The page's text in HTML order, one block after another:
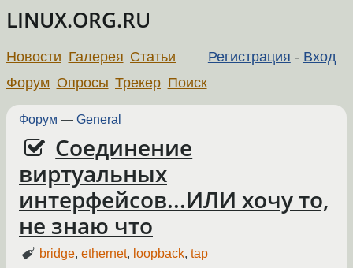
LINUX.ORG.RU
Регистрация - Вход
Новости Галерея Статьи
Форум Опросы Трекер Поиск
Форум — General
Соединение
виртуальных
интерфейсов...ИЛИ хочу то,
не знаю что
bridge,ethernet, loopback,tap